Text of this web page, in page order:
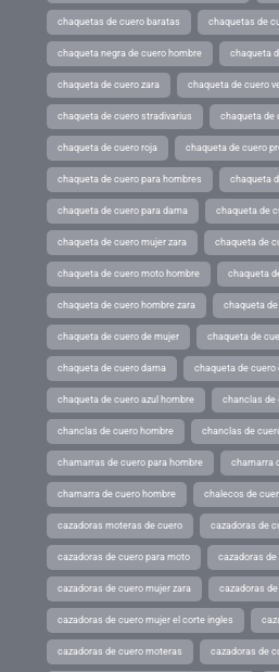
chaquetas de cuero baratas chaquetas de
chaqueta negra de cuero hombre chaqueta
chaqueta de cuero zara chaqueta de cuero
chaqueta de cuero stradivarius chaqueta de
chaqueta de cuero roja chaqueta de cuero
chaqueta de cuero para hombres chaqueta
chaqueta de cuero para dama chaqueta de
chaqueta de cuero mujer zara chaqueta de
chaqueta de cuero moto hombre chaqueta
chaqueta de cuero hombre zara chaqueta
chaqueta de cuero de mujer chaqueta de
chaqueta de cuero dama chaqueta de cuero
chaqueta de cuero azul hombre chanclas de
chanclas de cuero hombre chanclas de
chamarras de cuero para hombre chamarra
chamarra de cuero hombre chalecos de
cazadoras moteras de cuero cazadoras de
cazadoras de cuero para moto cazadoras
cazadoras de cuero mujer zara cazadoras
cazadoras de cuero mujer el corte ingles
cazadoras de cuero moteras cazadoras de